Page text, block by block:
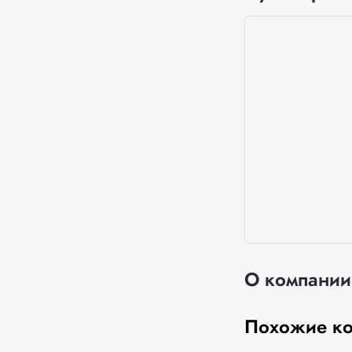
О компании
Похожие